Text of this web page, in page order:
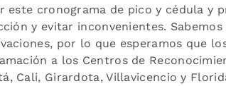
este cronograma de pico y cédula y
y evitar inconvenientes.
por lo que esperamos que
a los Centros de
Cali, Girardota, Villavicencio y